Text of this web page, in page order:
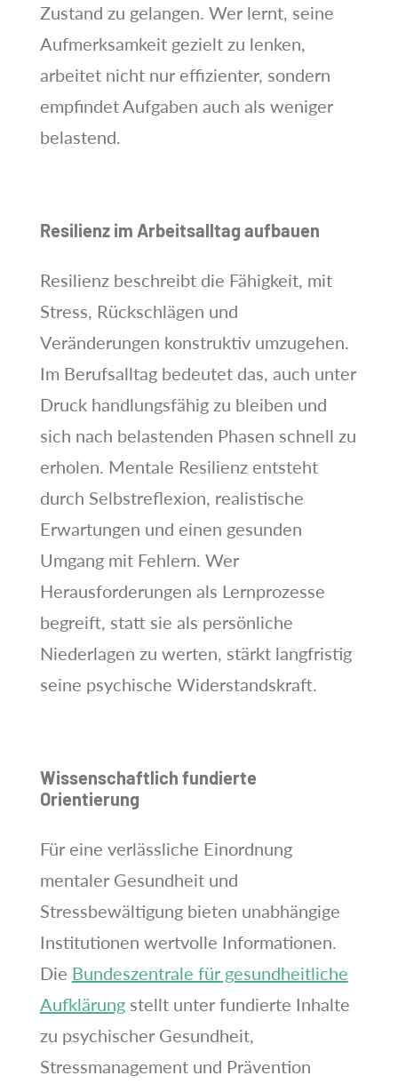
Zustand zu gelangen. Wer lernt, seine
Aufmerksamkeit gezielt zu lenken,
arbeitet nicht nur effizienter, sondern
empfindet Aufgaben auch als weniger
belastend.
Resilienz im Arbeitsalltag aufbauen
Resilienz beschreibt die Fähigkeit, mit
Stress, Rückschlägen und
Veränderungen konstruktiv umzugehen.
Im Berufsalltag bedeutet das, auch unter
Druck handlungsfähig zu bleiben und
sich nach belastenden Phasen schnell zu
erholen. Mentale Resilienz entsteht
durch Selbstreflexion, realistische
Erwartungen und einen gesunden
Umgang mit Fehlern. Wer
Herausforderungen als Lernprozesse
begreift, statt sie als persönliche
Niederlagen zu werten, stärkt langfristig
seine psychische Widerstandskraft.
Wissenschaftlich fundierte
Orientierung
Für eine verlässliche Einordnung
mentaler Gesundheit und
Stressbewältigung bieten unabhängige
Institutionen wertvolle Informationen.
Die Bundeszentrale für gesundheitliche
Aufklärungstellt unter fundierte Inhalte
zu psychischer Gesundheit,
Stressmanagement und Prävention